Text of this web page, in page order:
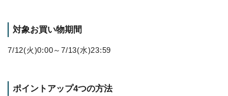
対象お買い物期間
7/12(火)0:00～7/13(水)23:59
ポイントアップ4つの方法